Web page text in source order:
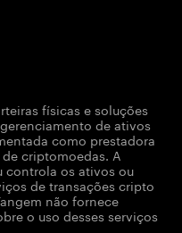
físicas e soluções
de ativos
como prestadora
criptomoedas. A
controla os ativos ou
de transações cripto
não fornece
o uso desses serviços